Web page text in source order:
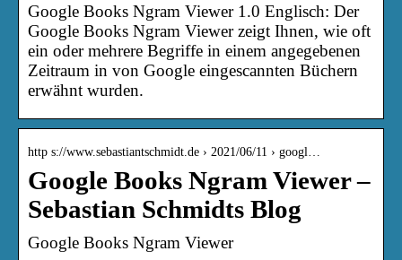
Google Books Ngram Viewer 1.0 Englisch: Der
Google Books Ngram Viewer zeigt Ihnen, wie oft
ein oder mehrere Begriffe in einem angegebenen
Zeitraum in von Google eingescannten Büchern
erwähnt wurden.
http s://www.sebastiantschmidt.de › 2021/06/11 › googl…
Google Books Ngram Viewer –
Sebastian Schmidts Blog
Google Books Ngram Viewer